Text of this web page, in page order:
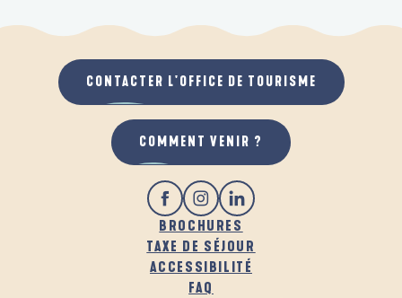
BROCHURES
TAXE DE SÉJOUR
ACCESSIBILITÉ
FAQ
CONTACTER L'OFFICE DE TOURISME
COMMENT VENIR ?